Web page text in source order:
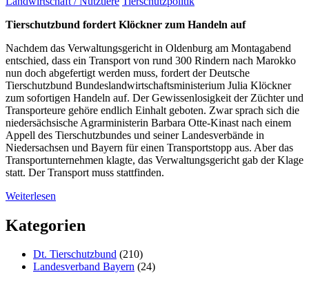
Tierschutzbund fordert Klöckner zum Handeln auf
Nachdem das Verwaltungsgericht in Oldenburg am Montagabend
entschied, dass ein Transport von rund 300 Rindern nach Marokko
nun doch abgefertigt werden muss, fordert der Deutsche
Tierschutzbund Bundeslandwirtschaftsministerium Julia Klöckner
zum sofortigen Handeln auf. Der Gewissenlosigkeit der Züchter und
Transporteure gehöre endlich Einhalt geboten. Zwar sprach sich die
niedersächsische Agrarministerin Barbara Otte-Kinast nach einem
Appell des Tierschutzbundes und seiner Landesverbände in
Niedersachsen und Bayern für einen Transportstopp aus. Aber das
Transportunternehmen klagte, das Verwaltungsgericht gab der Klage
statt. Der Transport muss stattfinden.
Weiterlesen
Kategorien
Dt. Tierschutzbund (210)
Landesverband Bayern (24)